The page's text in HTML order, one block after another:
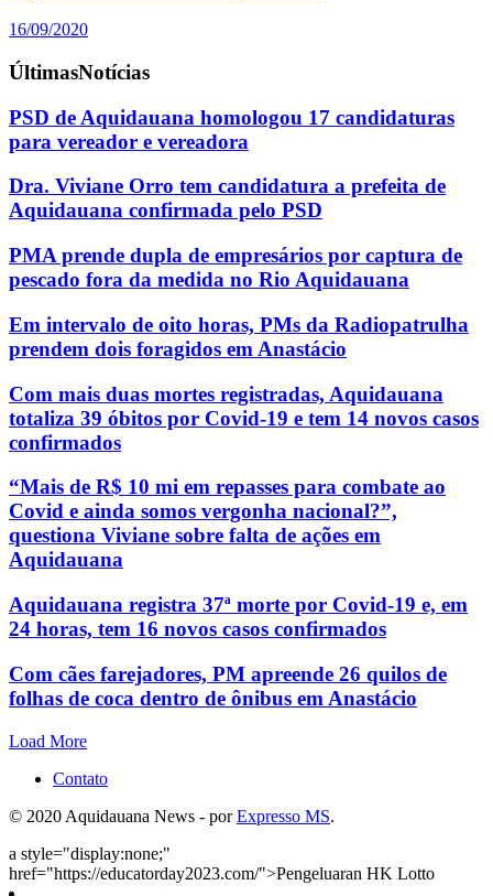
16/09/2020
ÚltimasNotícias
PSD de Aquidauana homologou 17 candidaturas
para vereador e vereadora
Dra. Viviane Orro tem candidatura a prefeita de
Aquidauana confirmada pelo PSD
PMA prende dupla de empresários por captura de
pescado fora da medida no Rio Aquidauana
Em intervalo de oito horas, PMs da Radiopatrulha
prendem dois foragidos em Anastácio
Com mais duas mortes registradas, Aquidauana
totaliza 39 óbitos por Covid-19 e tem 14 novos casos
confirmados
“Mais de R$ 10 mi em repasses para combate ao
Covid e ainda somos vergonha nacional?”,
questiona Viviane sobre falta de ações em
Aquidauana
Aquidauana registra 37ª morte por Covid-19 e, em
24 horas, tem 16 novos casos confirmados
Com cães farejadores, PM apreende 26 quilos de
folhas de coca dentro de ônibus em Anastácio
Load More
Contato
© 2020 Aquidauana News - porExpresso MS.
a style="display:none;"
href="https://educatorday2023.com/">Pengeluaran HK Lotto